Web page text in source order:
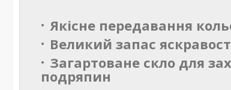
Якісне передавання
Великий запас
Загартоване скло для
подряпин